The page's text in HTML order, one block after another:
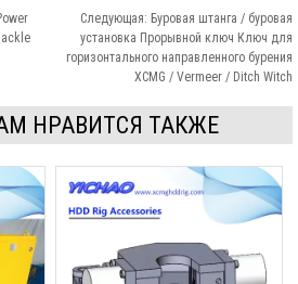
Следующая: Буровая штанга / буровая
установка Прорывной ключ Ключ для
горизонтального направленного бурения
XCMG / Vermeer / Ditch Witch
НРАВИТСЯ ТАКЖЕ